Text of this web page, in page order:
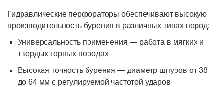
Гидравлические перфораторы обеспечивают высокую
производительность бурения в различных типах пород:
Универсальность применения — работа в мягких и
твердых горных породах
Высокая точность бурения — диаметр шпуров от 38
до 64 мм с регулируемой частотой ударов